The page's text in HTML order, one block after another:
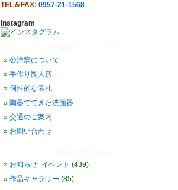
TEL＆FAX: 0957-21-1568
Instagram
公洋窯について
手作り陶人形
個性的な表札
陶器でできた洗面器
交通のご案内
お問い合わせ
お知らせ･イベント (439)
作品ギャラリー (85)